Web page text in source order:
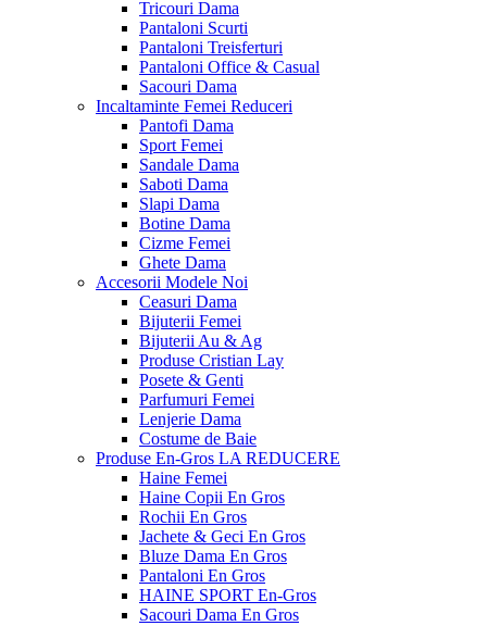
Tricouri Dama
Pantaloni Scurti
Pantaloni Treisferturi
Pantaloni Office & Casual
Sacouri Dama
Incaltaminte Femei Reduceri
Pantofi Dama
Sport Femei
Sandale Dama
Saboti Dama
Slapi Dama
Botine Dama
Cizme Femei
Ghete Dama
Accesorii Modele Noi
Ceasuri Dama
Bijuterii Femei
Bijuterii Au & Ag
Produse Cristian Lay
Posete & Genti
Parfumuri Femei
Lenjerie Dama
Costume de Baie
Produse En-Gros LA REDUCERE
Haine Femei
Haine Copii En Gros
Rochii En Gros
Jachete & Geci En Gros
Bluze Dama En Gros
Pantaloni En Gros
HAINE SPORT En-Gros
Sacouri Dama En Gros